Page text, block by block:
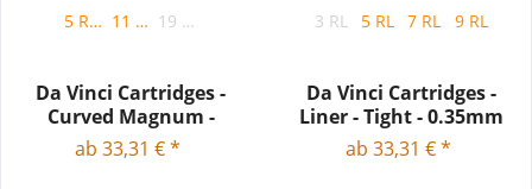
5 RM 11 RM 19 RM
Da Vinci Cartridges -
Curved Magnum -
Medium...
ab 33,31 € *
3 RL 5 RL 7 RL 9 RL
Da Vinci Cartridges -
Liner - Tight - 0.35mm
ab 33,31 € *